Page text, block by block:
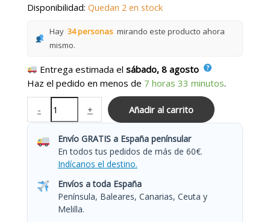
Disponibilidad: Quedan 2 en stock
Hay 34 personas mirando este producto ahora
mismo.
Entrega estimada elsábado, 8 agosto
Haz el pedido en menos de 7 horas 33 minutos.
- + Añadir al carrito
Envío GRATIS a España penínsular
En todos tus pedidos de más de 60€.
Indícanos el destino.
Envíos a toda España
Península, Baleares, Canarias, Ceuta y
Melilla.